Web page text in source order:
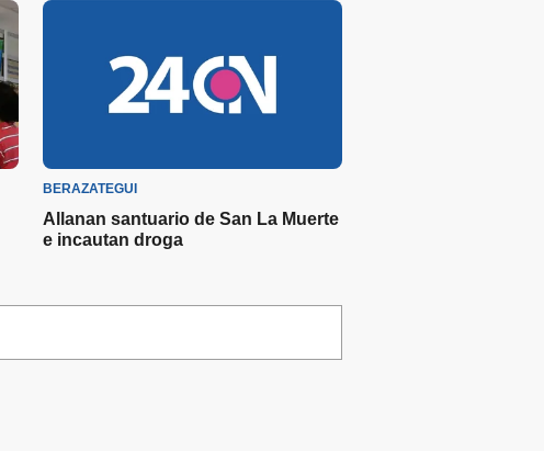
BERAZATEGUI
Allanan santuario de San La Muerte
e incautan droga